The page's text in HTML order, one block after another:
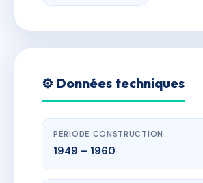
⚙️ Données techniques
PÉRIODE CONSTRUCTION
1949 – 1960